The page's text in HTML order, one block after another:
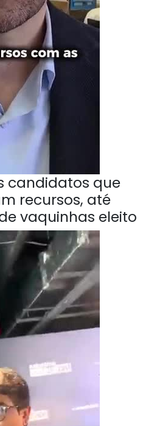
candidatos que
recursos, até
vaquinhas eleito